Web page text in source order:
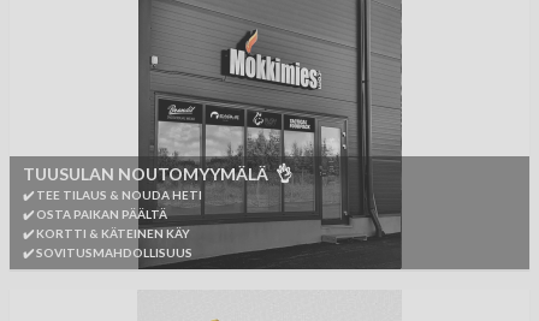
TUUSULAN NOUTOMYYMÄLÄ 👌
✔️ TEE TILAUS & NOUDA HETI
✔️ OSTA PAIKAN PÄÄLTÄ
✔️ KORTTI & KÄTEINEN KÄY
✔️ SOVITUSMAHDOLLISUUS